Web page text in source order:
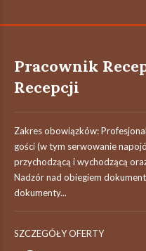
Pracownik
Recepcji
Zakres obowiązków:
gości (w tym serwowanie
przychodzącą i wychodzącą
Nadzór nad obiegiem
dokumenty...
SZCZEGÓŁY OFERTY